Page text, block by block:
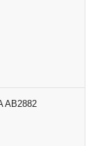
AB2882